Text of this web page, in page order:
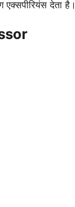
एक्सपीरियंस देता है।